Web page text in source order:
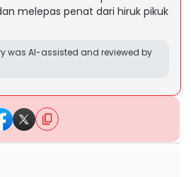
melepas penat dari hiruk pikuk
was AI-assisted and reviewed by